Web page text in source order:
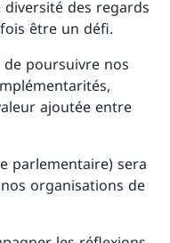
diversité des regards
être un défi.
de poursuivre nos
ajoutée entre
parlementaire) sera
organisations de